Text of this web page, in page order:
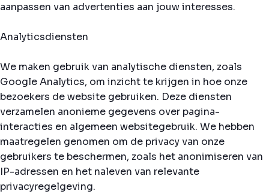
aanpassen van advertenties aan jouw interesses.
Analyticsdiensten
We maken gebruik van analytische diensten, zoals
Google Analytics, om inzicht te krijgen in hoe onze
bezoekers de website gebruiken. Deze diensten
verzamelen anonieme gegevens over pagina-
interacties en algemeen websitegebruik. We hebben
maatregelen genomen om de privacy van onze
gebruikers te beschermen, zoals het anonimiseren van
IP-adressen en het naleven van relevante
privacyregelgeving.